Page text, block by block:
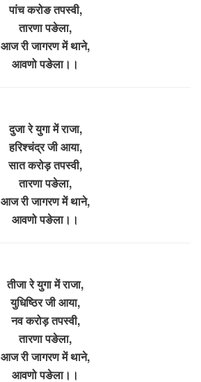
पांच करोङ तपस्वी,
तारणा पङेला,
आज री जागरण में थाने,
आवणो पङेला।।
दुजा रे युगा में राजा,
हरिश्चंद्र जी आया,
सात करोड़ तपस्वी,
तारणा पङेला,
आज री जागरण में थाने,
आवणो पङेला।।
तीजा रे युगा में राजा,
युधिष्ठिर जी आया,
नव करोड़ तपस्वी,
तारणा पङेला,
आज री जागरण में थाने,
आवणो पङेला।।